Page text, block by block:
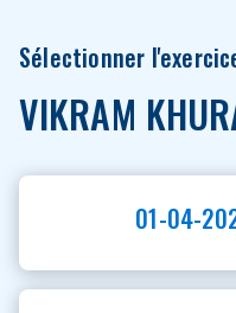
Sélectionner
VIKRAM
01-04-